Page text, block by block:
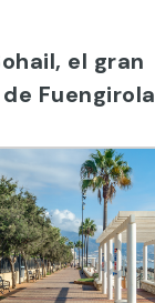
el gran
Fuengirola